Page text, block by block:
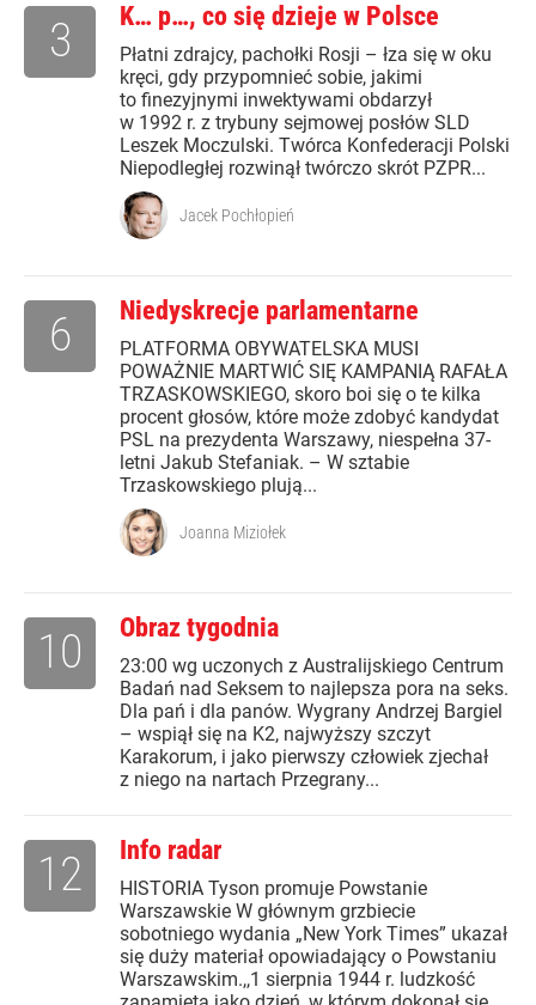
K… p…, co się dzieje w Polsce
Płatni zdrajcy, pachołki Rosji – łza się w oku
kręci, gdy przypomnieć sobie, jakimi
to finezyjnymi inwektywami obdarzył
w 1992 r. z trybuny sejmowej posłów SLD
Leszek Moczulski. Twórca Konfederacji Polski
Niepodległej rozwinął twórczo skrót PZPR...
3
Jacek Pochłopień
Niedyskrecje parlamentarne
PLATFORMA OBYWATELSKA MUSI
POWAŻNIE MARTWIĆ SIĘ KAMPANIĄ RAFAŁA
TRZASKOWSKIEGO, skoro boi się o te kilka
procent głosów, które może zdobyć kandydat
PSL na prezydenta Warszawy, niespełna 37-
letni Jakub Stefaniak. – W sztabie
Trzaskowskiego plują...
6
Joanna Miziołek
Obraz tygodnia
23:00 wg uczonych z Australijskiego Centrum
Badań nad Seksem to najlepsza pora na seks.
Dla pań i dla panów. Wygrany Andrzej Bargiel
– wspiął się na K2, najwyższy szczyt
Karakorum, i jako pierwszy człowiek zjechał
z niego na nartach Przegrany...
10
Info radar
HISTORIA Tyson promuje Powstanie
Warszawskie W głównym grzbiecie
sobotniego wydania „New York Times” ukazał
się duży materiał opowiadający o Powstaniu
Warszawskim.,,1 sierpnia 1944 r. ludzkość
12